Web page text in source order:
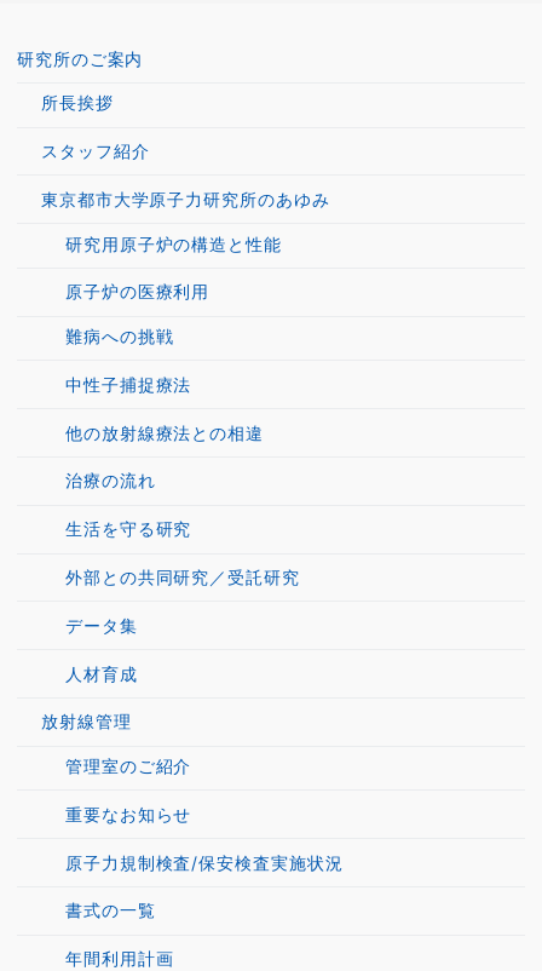
研究所のご案内
所長挨拶
スタッフ紹介
東京都市大学原子力研究所のあゆみ
研究用原子炉の構造と性能
原子炉の医療利用
難病への挑戦
中性子捕捉療法
他の放射線療法との相違
治療の流れ
生活を守る研究
外部との共同研究／受託研究
データ集
人材育成
放射線管理
管理室のご紹介
重要なお知らせ
原子力規制検査/保安検査実施状況
書式の一覧
年間利用計画